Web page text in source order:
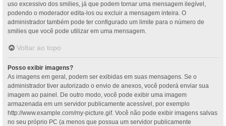
uso excessivo dos smilies, já que podem tornar uma mensagem ilegível,
podendo o moderador edita-los ou excluir a mensagem inteira. O
administrador também pode ter configurado um limite para o número de
smilies que você pode utilizar em uma mensagem.
Voltar ao topo
Posso exibir imagens?
As imagens em geral, podem ser exibidas em suas mensagens. Se o
administrador tiver autorizado o envio de anexos, você poderá enviar sua
imagem ao painel. De outro modo, você pode exibir uma imagem
armazenada em um servidor publicamente acessível, por exemplo
http://www.example.com/my-picture.gif. Você não pode exibir imagens salvas
no seu próprio PC (a menos que possua um servidor publicamente